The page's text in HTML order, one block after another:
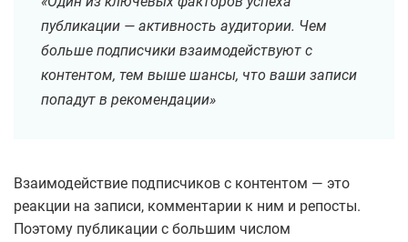
публикации — активность аудитории. Чем
больше подписчики взаимодействуют с
контентом, тем выше шансы, что ваши записи
попадут в рекомендации»
Взаимодействие подписчиков с контентом — это
реакции на записи, комментарии к ним и репосты.
Поэтому публикации с большим числом